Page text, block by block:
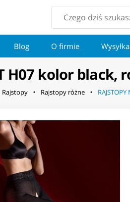
Blog O firmie Wysyłka
H07 kolor black,
Rajstopy Rajstopy różne